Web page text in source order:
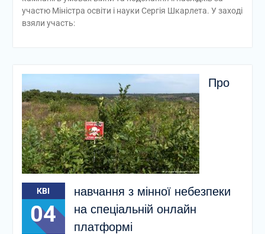
участю Міністра освіти і науки Сергія Шкарлета. У заході
взяли участь:
КВІ
04
Про
навчання з мінної небезпеки
на спеціальній онлайн
платформі